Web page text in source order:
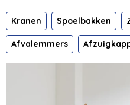
Kranen Spoelbakken
Afvalemmers